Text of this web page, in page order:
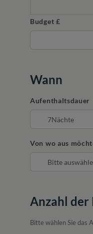
Budget £
Wann
Aufenthaltsdauer
Von wo aus
Anzahl der
Bitte wählen Sie das